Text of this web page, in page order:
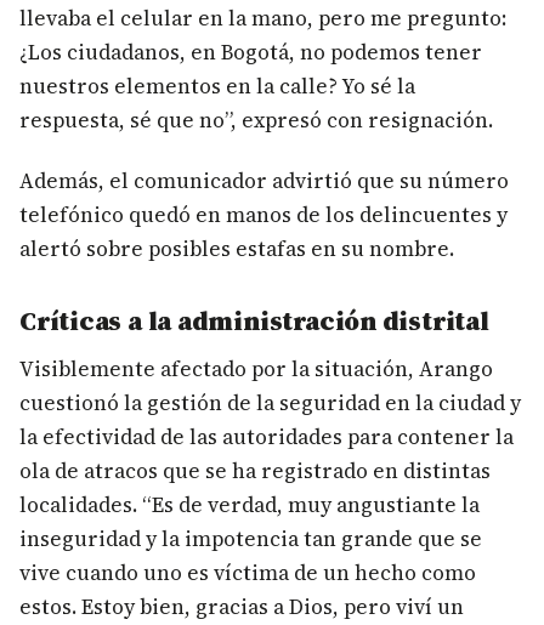
llevaba el celular en la mano, pero me pregunto:
¿Los ciudadanos, en Bogotá, no podemos tener
nuestros elementos en la calle? Yo sé la
respuesta, sé que no”, expresó con resignación.
Además, el comunicador advirtió que su número
telefónico quedó en manos de los delincuentes y
alertó sobre posibles estafas en su nombre.
Críticas a la administración distrital
Visiblemente afectado por la situación, Arango
cuestionó la gestión de la seguridad en la ciudad y
la efectividad de las autoridades para contener la
ola de atracos que se ha registrado en distintas
localidades. “Es de verdad, muy angustiante la
inseguridad y la impotencia tan grande que se
vive cuando uno es víctima de un hecho como
estos. Estoy bien, gracias a Dios, pero viví un